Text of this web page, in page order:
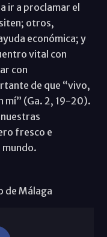
ir a proclamar el
otros,
económica; y
vital con
con
de que “vivo,
mí” (Ga. 2, 19-20).
fresco e
de Málaga